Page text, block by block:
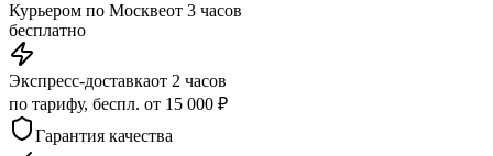
Курьером по Москвеот 3 часов
бесплатно
Экспресс-доставкаот 2 часов
по тарифу, беспл. от 15 000 ₽
Гарантия качества